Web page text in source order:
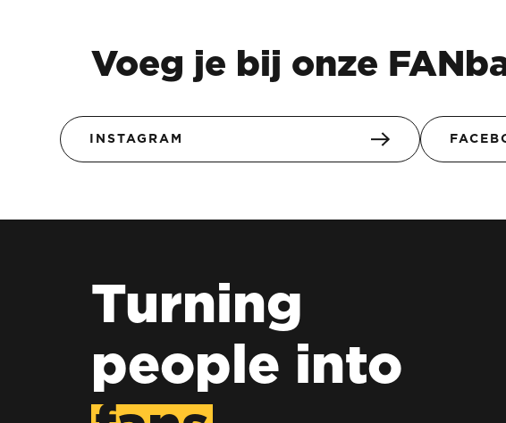
Voeg je bij onze
INSTAGRAM
Turning
people into